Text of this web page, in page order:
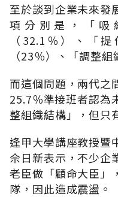
至於談到企業未來發
項分別是，「吸
（32.1％）、「
（23％）、「調整
而這個問題，兩代之
25.7％準接班者認為
整組織結構」，但只
逢甲大學講座教授暨
佘日新表示，不少企
老臣做「顧命大臣」
隊，因此造成震盪。